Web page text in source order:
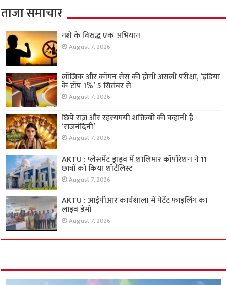
ताजा समाचार
नशे के विरुद्ध एक अभियान
August 7, 2026
लॉजिक और कॉमन सेंस की होगी असली परीक्षा, ‘इंडिया
के टॉप 1%’ 5 सितंबर से
August 7, 2026
छिपे राज़ और रहस्यमयी शक्तियों की कहानी है
‘राजनंदिनी’
August 7, 2026
AKTU : प्लेसमेंट ड्राइव में शालिमार कॉर्पोरेशन ने 11
छात्रों को किया शॉर्टलिस्ट
August 7, 2026
AKTU : आईपीआर कार्यशाला में पेटेंट फाइलिंग का
लाइव डेमो
August 7, 2026